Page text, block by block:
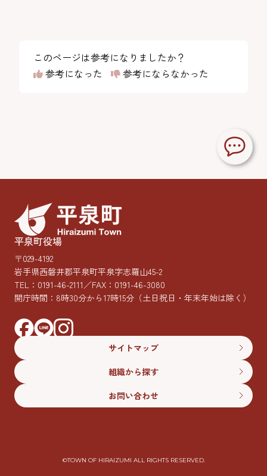
このページは参考になりましたか？
参考になった
参考にならなかった
©︎TOWN OF HIRAIZUMI ALL RIGHTS RESERVED.
平泉町役場
〒029-4192
岩手県西磐井郡平泉町平泉字志羅山45-2
TEL： 0191-46-2111／FAX：0191-46-3080
開庁時間：8時30分から17時15分 （土日祝日・年末年始は除く）
サイトマップ
組織から探す
お問い合わせ